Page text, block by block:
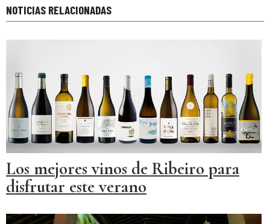
NOTICIAS RELACIONADAS
Los mejores vinos de Ribeiro para
disfrutar este verano